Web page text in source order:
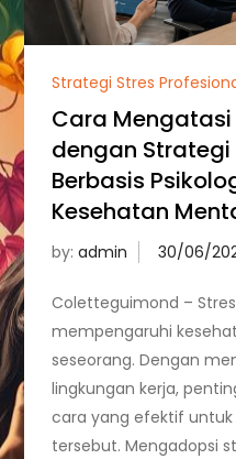
Strategi Stres
Cara Mengatasi
dengan Strategi
Berbasis
Kesehatan
by:admin
Coletteguimond –
mempengaruhi
seseorang. Dengan
lingkungan kerja,
cara yang efektif
tersebut. Mengadopsi